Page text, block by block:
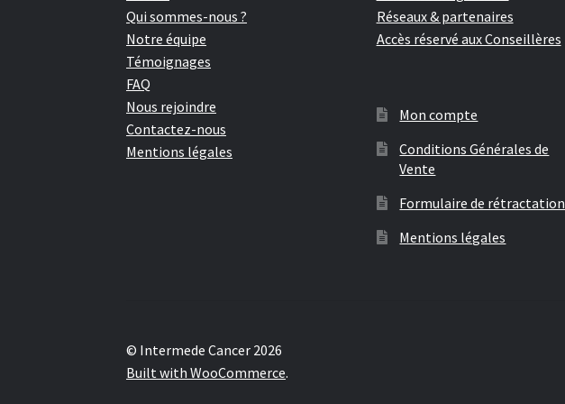
Qui sommes-nous ?
Notre équipe
Témoignages
FAQ
Nous rejoindre
Contactez-nous
Mentions légales
Réseaux & partenaires
Accès réservé aux Conseillères
Mon compte
Conditions Générales de
Vente
Formulaire de rétractation
Mentions légales
© Intermede Cancer 2026
Built with WooCommerce.